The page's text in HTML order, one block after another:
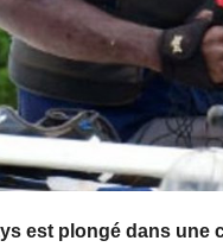
est plongé dans une